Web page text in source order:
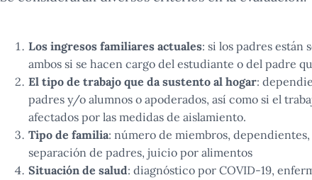
Los ingresos familiares actuales: si los padres están
ambos si se hacen cargo del estudiante o del padre
El tipo de trabajo que da sustento al hogar:
padres y/o alumnos o apoderados, así como si el
afectados por las medidas de aislamiento.
Tipo de familia: número de miembros,
separación de padres, juicio por alimentos
Situación de salud: diagnóstico por COVID-19,